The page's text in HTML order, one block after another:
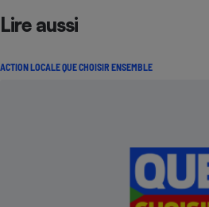
Lire aussi
ACTION LOCALE QUE CHOISIR ENSEMBLE